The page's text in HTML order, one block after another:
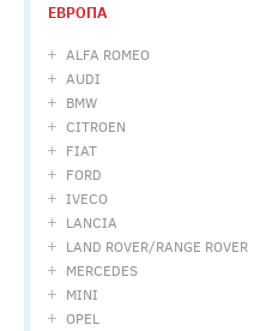
ЕВРОПА
ALFA ROMEO
AUDI
BMW
CITROEN
FIAT
FORD
IVECO
LANCIA
LAND ROVER/RANGE ROVER
MERCEDES
MINI
OPEL